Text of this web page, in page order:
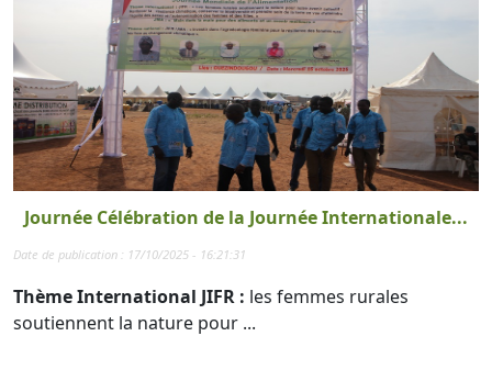
Journée Célébration de la Journée Internationale...
Date de publication : 17/10/2025 - 16:21:31
Thème International JIFR : les femmes rurales
soutiennent la nature pour ...